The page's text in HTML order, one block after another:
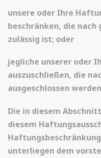
unsere oder Ihre
beschränken, die
zulässig ist; oder
jegliche unserer oder
auszuschließen, die
ausgeschlossen
Die in diesem
diesem
unterliegen dem